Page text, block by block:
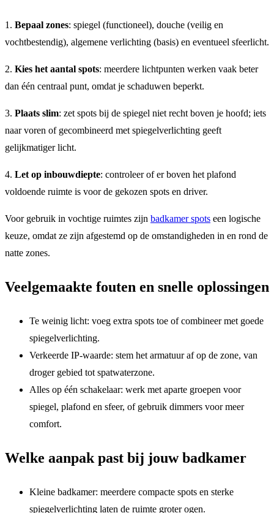
1. Bepaal zones: spiegel (functioneel), douche (veilig en
vochtbestendig), algemene verlichting (basis) en eventueel sfeerlicht.
2. Kies het aantal spots: meerdere lichtpunten werken vaak beter
dan één centraal punt, omdat je schaduwen beperkt.
3. Plaats slim: zet spots bij de spiegel niet recht boven je hoofd; iets
naar voren of gecombineerd met spiegelverlichting geeft
gelijkmatiger licht.
4. Let op inbouwdiepte: controleer of er boven het plafond
voldoende ruimte is voor de gekozen spots en driver.
Voor gebruik in vochtige ruimtes zijn badkamer spots een logische
keuze, omdat ze zijn afgestemd op de omstandigheden in en rond de
natte zones.
Veelgemaakte fouten en snelle oplossingen
Te weinig licht: voeg extra spots toe of combineer met goede
spiegelverlichting.
Verkeerde IP-waarde: stem het armatuur af op de zone, van
droger gebied tot spatwaterzone.
Alles op één schakelaar: werk met aparte groepen voor
spiegel, plafond en sfeer, of gebruik dimmers voor meer
comfort.
Welke aanpak past bij jouw badkamer
Kleine badkamer: meerdere compacte spots en sterke
spiegelverlichting laten de ruimte groter ogen.